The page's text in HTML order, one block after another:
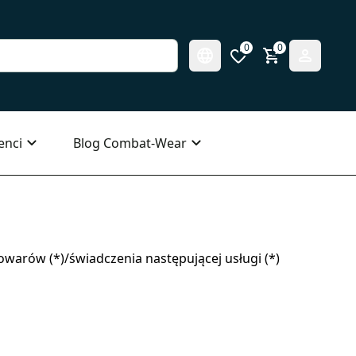
0 0
Blog Combat-Wear
(*)/świadczenia następującej usługi (*)